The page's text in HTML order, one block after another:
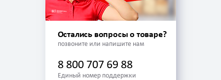
Остались вопросы о товаре?
позвоните или напишите нам
8 800 707 69 88
Единый номер поддержки